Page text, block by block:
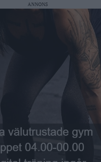
ANNONS